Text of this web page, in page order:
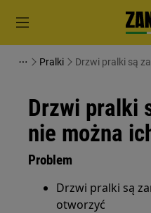
Pralki Drzwi pralki są
Drzwi pralki
nie można
Problem
Drzwi pralki są
otworzyć